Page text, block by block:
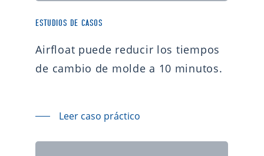
ESTUDIOS DE CASOS
Airfloat puede reducir los tiempos
de cambio de molde a 10 minutos.
Leer caso práctico